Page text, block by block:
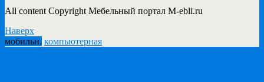
All content Copyright Мебельный портал M-ebli.ru
Наверх
мобильн. компьютерная